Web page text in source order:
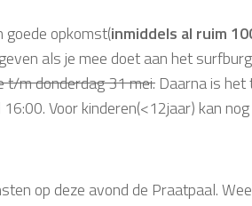
goede opkomst(inmiddels al ruim
als je mee doet aan het
t/m donderdag 31 mei. Daarna is
Voor kinderen(<12jaar) kan
op deze avond de Praatpaal.